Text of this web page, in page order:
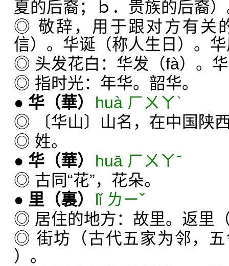
夏的后裔；ｂ．贵族的后裔
◎ 敬辞，用于跟对方有关
信）。华诞（称人生日）。
◎ 头发花白：华发（fà）。
◎ 指时光：年华。韶华。
● 华 （華）
huà ㄏㄨㄚˋ
◎ 〔华山〕山名，在中国陕
◎ 姓。
● 华 （華）
huā ㄏㄨㄚˉ
◎ 古同“花”，花朵。
● 里 （裏）
lǐ ㄌㄧˇ
◎ 居住的地方：故里。返里
◎ 街坊（古代五家为邻，
）。